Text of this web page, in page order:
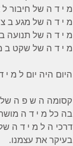
מ י ד ה של חיבור
מ י ד ה של מגע ב
מ י ד ה של תנועה
מ י ד ה של שקט ב
היום היה יום ל מ י
קסומה ה ש פ ה
בה כל מ י ד ה
דרכי ה ל מ י ד ה
בעיקר את עצמנו.